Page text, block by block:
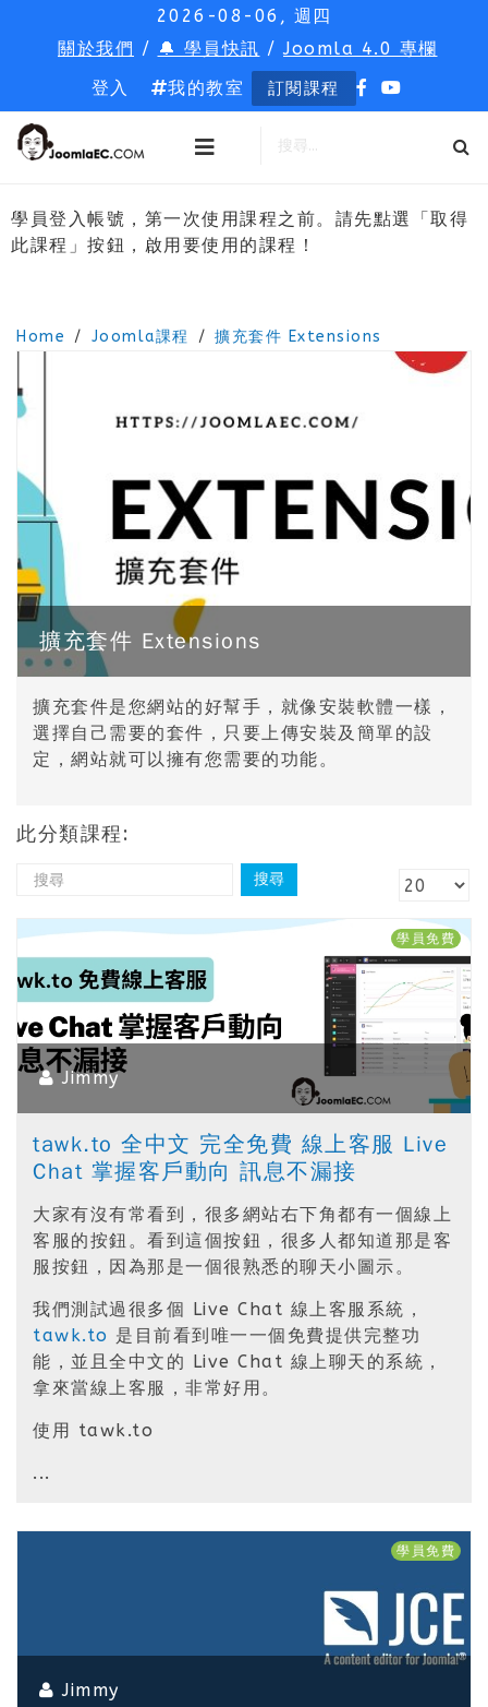
2026-08-06, 週四
關於我們 / 🔔 學員快訊 /Joomla 4.0 專欄
登入
我的教室 訂閱課程
學員登入帳號，第一次使用課程之前。請先點選「取得
此課程」按鈕，啟用要使用的課程！
Home Joomla課程 擴充套件 Extensions
擴充套件 Extensions
擴充套件是您網站的好幫手，就像安裝軟體一樣，
選擇自己需要的套件，只要上傳安裝及簡單的設
定，網站就可以擁有您需要的功能。
此分類課程:
Jimmy
學員免費
tawk.to 全中文 完全免費 線上客服 Live
Chat 掌握客戶動向 訊息不漏接
大家有沒有常看到，很多網站右下角都有一個線上
客服的按鈕。看到這個按鈕，很多人都知道那是客
服按鈕，因為那是一個很熟悉的聊天小圖示。
我們測試過很多個 Live Chat 線上客服系統，
tawk.to 是目前看到唯一一個免費提供完整功
能，並且全中文的 Live Chat 線上聊天的系統，
拿來當線上客服，非常好用。
使用 tawk.to
...
Jimmy
學員免費